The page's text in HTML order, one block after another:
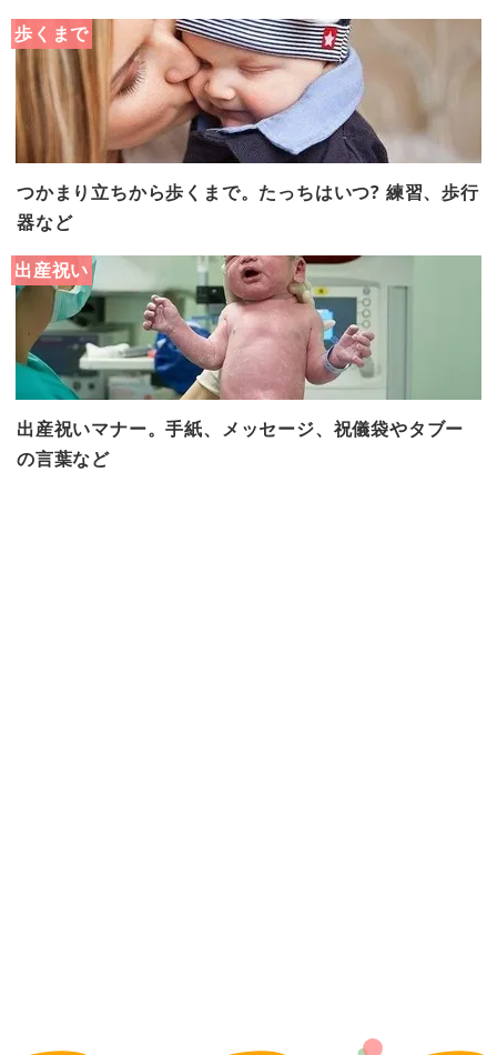
歩くまで
つかまり立ちから歩くまで。たっちはいつ? 練習、歩行
器など
出産祝い
出産祝いマナー。手紙、メッセージ、祝儀袋やタブー
の言葉など